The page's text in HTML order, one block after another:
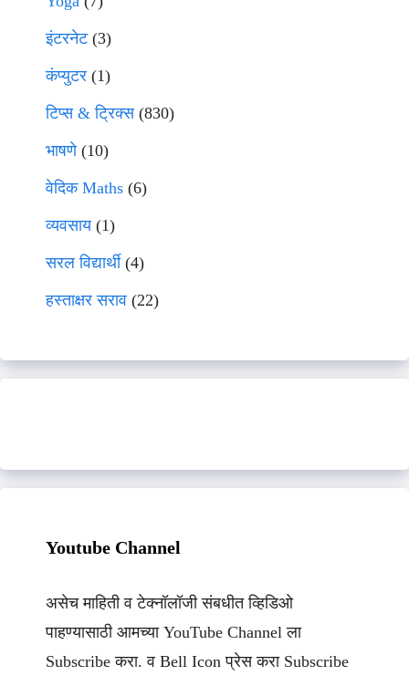
इंटरनेट(3)
कंप्युटर (1)
टिप्स & ट्रिक्स(830)
भाषणे(10)
वेदिक Maths (6)
व्यवसाय(1)
सरल विद्यार्थी(4)
हस्ताक्षर सराव (22)
Youtube Channel
असेच माहिती व टेक्नॉलॉजी संबधीत व्हिडिओ
पाहण्यासाठी आमच्या YouTube Channel ला
Subscribe करा. व Bell Icon प्रेस करा Subscribe